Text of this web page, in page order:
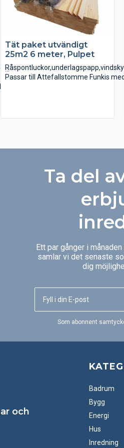
Tät paket utvändigt
25m2 6 meter, Pulpet
Passar till Attefallstomme Funkis
12×48 luftläkt, monteras utanpå
Ta del
Ett par gånger i
samlar vi det senaste
dig
Som abonnent
och
Badrum
Bygg
Energi
Hus
Inredning